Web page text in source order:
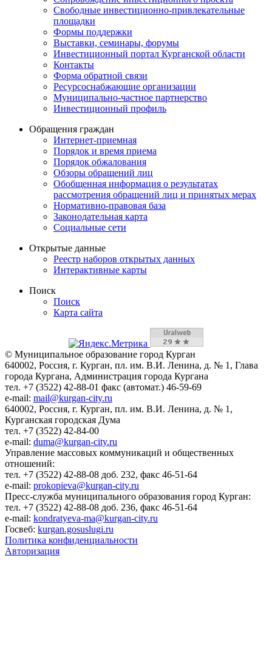
Свободные инвестиционно-привлекательные
площадки
Формы поддержки
Выставки, семинары, форумы
Инвестиционный портал Курганской области
Контакты
Форма обратной связи
Ресурсоснабжающие организации
Муниципально-частное партнерство
Инвестиционный профиль
Обращения граждан
Интернет-приемная
Порядок и время приема
Порядок обжалования
Обзоры обращений лиц
Обобщенная информация о результатах
рассмотрения обращений лиц и принятых мерах
Нормативно-правовая база
Законодательная карта
Социальные сети
Открытые данные
Реестр наборов открытых данных
Интерактивные карты
Поиск
Поиск
Карта сайта
© Муниципальное образование город Курган
640002, Россия, г. Курган, пл. им. В.И. Ленина, д. № 1, Глава
города Кургана, Администрация города Кургана
тел. +7 (3522) 42-88-01 факс (автомат.) 46-59-69
e-mail: mail@kurgan-city.ru
640002, Россия, г. Курган, пл. им. В.И. Ленина, д. № 1,
Курганская городская Дума
тел. +7 (3522) 42-84-00
e-mail: duma@kurgan-city.ru
Управление массовых коммуникаций и общественных
отношений:
тел. +7 (3522) 42-88-08 доб. 232, факс 46-51-64
e-mail: prokopieva@kurgan-city.ru
Пресс-служба муниципального образования город Курган:
тел. +7 (3522) 42-88-08 доб. 236, факс 46-51-64
e-mail: kondratyeva-ma@kurgan-city.ru
Госвеб: kurgan.gosuslugi.ru
Политика конфиденциальности
Авторизация